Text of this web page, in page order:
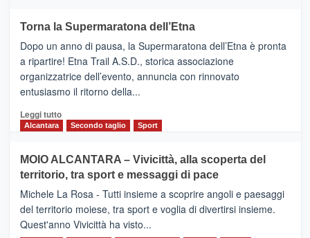
BROOKS
SuperMaratona
dell’Etna,
presentata
l’edizione
2026
Torna la Supermaratona dell’Etna
Dopo un anno di pausa, la Supermaratona dell’Etna è pronta
a ripartire! Etna Trail A.S.D., storica associazione
organizzatrice dell’evento, annuncia con rinnovato
entusiasmo il ritorno della...
Leggi tuttoLeggi
Torna
la
Supermaratona
dell’Etna
Alcantara Secondo taglio Sport
MOIO ALCANTARA – Vivicittà, alla scoperta del
territorio, tra sport e messaggi di pace
Michele La Rosa - Tutti insieme a scoprire angoli e paesaggi
del territorio moiese, tra sport e voglia di divertirsi insieme.
Quest'anno Vivicittà ha visto...